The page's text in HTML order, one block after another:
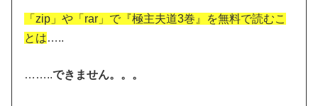
「zip」や「rar」で『極主夫道3巻』を無料で読むこ
とは…..
……..できません。。。